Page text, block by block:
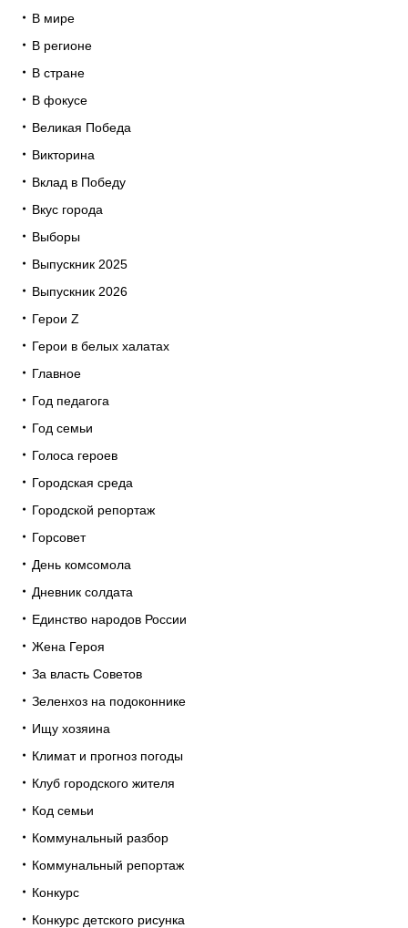
В мире
В регионе
В стране
В фокусе
Великая Победа
Викторина
Вклад в Победу
Вкус города
Выборы
Выпускник 2025
Выпускник 2026
Герои Z
Герои в белых халатах
Главное
Год педагога
Год семьи
Голоса героев
Городская среда
Городской репортаж
Горсовет
День комсомола
Дневник солдата
Единство народов России
Жена Героя
За власть Советов
Зеленхоз на подоконнике
Ищу хозяина
Климат и прогноз погоды
Клуб городского жителя
Код семьи
Коммунальный разбор
Коммунальный репортаж
Конкурс
Конкурс детского рисунка